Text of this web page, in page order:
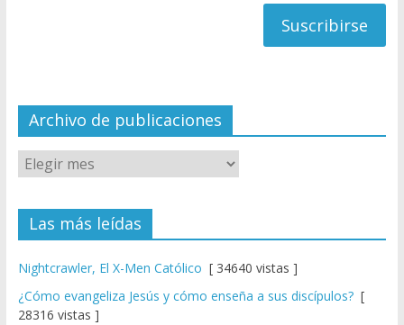
el
Archivo de publicaciones
Las más leídas
Nightcrawler, El X-Men Católico [ 34640 vistas ]
¿Cómo evangeliza Jesús y cómo enseña a sus discípulos?[
28316 vistas ]